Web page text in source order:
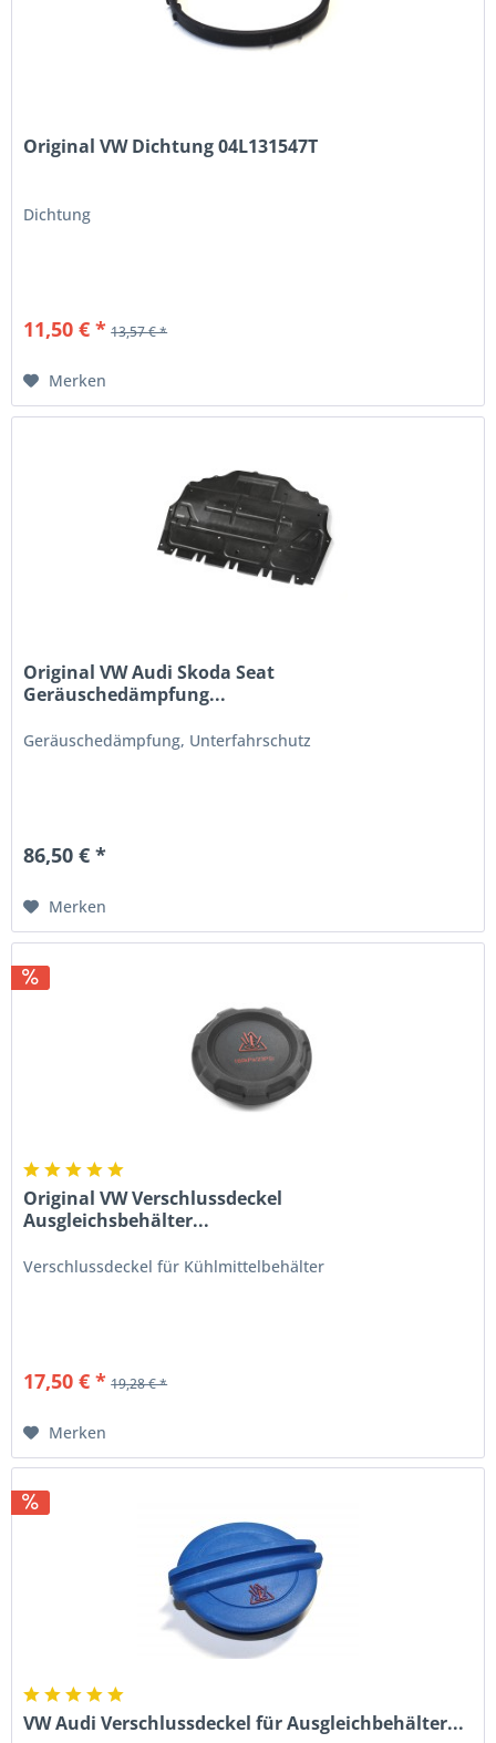
Original VW Dichtung 04L131547T
Dichtung
11,50 € * 13,57 € *
Merken
Original VW Audi Skoda Seat
Geräuschedämpfung...
Geräuschedämpfung, Unterfahrschutz
86,50 € *
Merken
Original VW Verschlussdeckel
Ausgleichsbehälter...
Verschlussdeckel für Kühlmittelbehälter
17,50 € * 19,28 € *
Merken
VW Audi Verschlussdeckel für Ausgleichbehälter...